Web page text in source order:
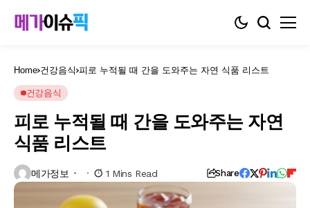
Home 건강음식 피로 누적될 때 간을 도와주는 자연 식품 리스트
건강음식
피로 누적될 때 간을 도와주는 자연
식품 리스트
메가정보 1 Mins Read Share